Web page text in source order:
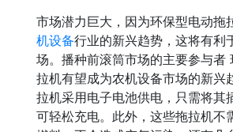
市场潜力巨大，因为环保型电动拖
机设备行业的新兴趋势，这将有利
场。播种前滚筒市场的主要参与者
拉机有望成为农机设备市场的新兴
拉机采用电子电池供电，只需将其
可轻松充电。此外，这些拖拉机不